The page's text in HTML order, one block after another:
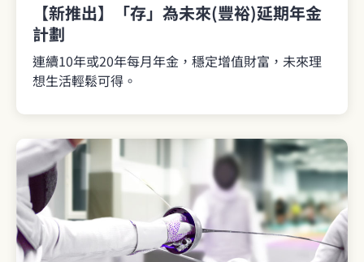
【新推出】「存」為未來(豐裕)延期年金
計劃
連續10年或20年每月年金，穩定增值財富，未來理
想生活輕鬆可得。